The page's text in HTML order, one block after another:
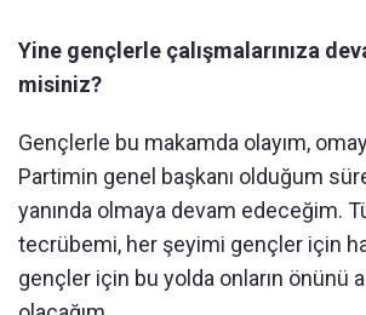
Yine gençlerle çalışmalarınıza
misiniz?
Gençlerle bu makamda olayım,
Partimin genel başkanı olduğum
yanında olmaya devam edeceğim.
tecrübemi, her şeyimi gençler için
gençler için bu yolda onların önünü